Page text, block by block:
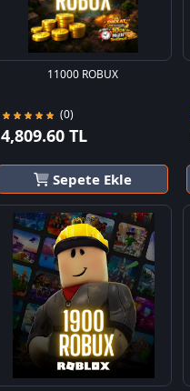
11000 ROBUX
(0)
4,809.60 TL
Sepete Ekle